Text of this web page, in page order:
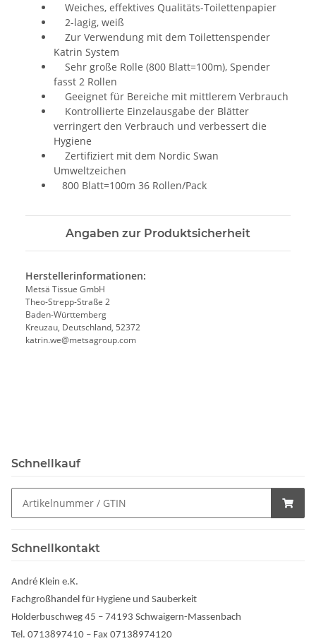
Weiches, effektives Qualitäts-Toilettenpapier
2-lagig, weiß
Zur Verwendung mit dem Toilettenspender
Katrin System
Sehr große Rolle (800 Blatt=100m), Spender
fasst 2 Rollen
Geeignet für Bereiche mit mittlerem Verbrauch
Kontrollierte Einzelausgabe der Blätter
verringert den Verbrauch und verbessert die
Hygiene
Zertifiziert mit dem Nordic Swan
Umweltzeichen
800 Blatt=100m 36 Rollen/Pack
Angaben zur Produktsicherheit
Herstellerinformationen:
Metsä Tissue GmbH
Theo-Strepp-Straße 2
Baden-Württemberg
Kreuzau, Deutschland, 52372
katrin.we@metsagroup.com
Schnellkauf
Schnellkontakt
André Klein e.K.
Fachgroßhandel für Hygiene und Sauberkeit
Holderbuschweg 45 – 74193 Schwaigern-Massenbach
Tel. 0713897410 – Fax 07138974120